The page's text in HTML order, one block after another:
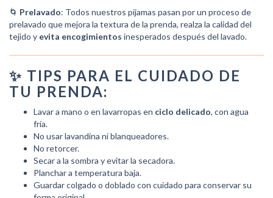
🌀 Prelavado: Todos nuestros pijamas pasan por un proceso de
prelavado que mejora la textura de la prenda, realza la calidad del
tejido y evita encogimientos inesperados después del lavado.
✨ TIPS PARA EL CUIDADO DE
TU PRENDA:
Lavar a mano o en lavarropas en ciclo delicado, con agua
fría.
No usar lavandina ni blanqueadores.
No retorcer.
Secar a la sombra y evitar la secadora.
Planchar a temperatura baja.
Guardar colgado o doblado con cuidado para conservar su